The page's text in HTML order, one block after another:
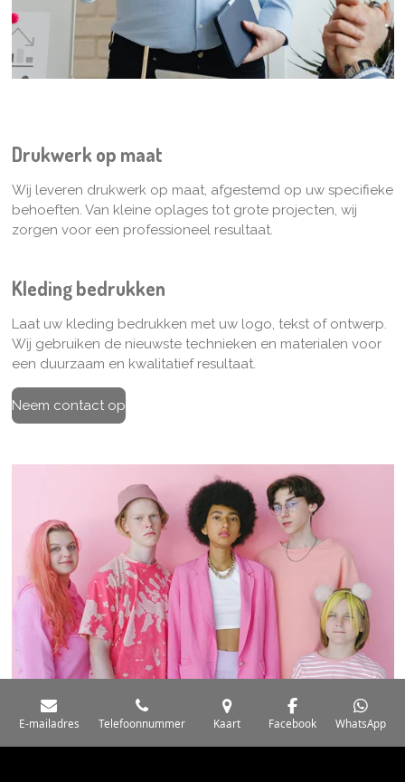
Drukwerk op maat
Wij leveren drukwerk op maat, afgestemd op uw specifieke
behoeften. Van kleine oplages tot grote projecten, wij
zorgen voor een professioneel resultaat.
Kleding bedrukken
Laat uw kleding bedrukken met uw logo, tekst of ontwerp.
Wij gebruiken de nieuwste technieken en materialen voor
een duurzaam en kwalitatief resultaat.
Neem contact op
E-mailadres Telefoonnummer Kaart Facebook WhatsApp